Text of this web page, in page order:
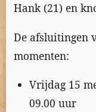
Hank (21) en
De afsluitingen
momenten:
Vrijdag 15
09.00 uur